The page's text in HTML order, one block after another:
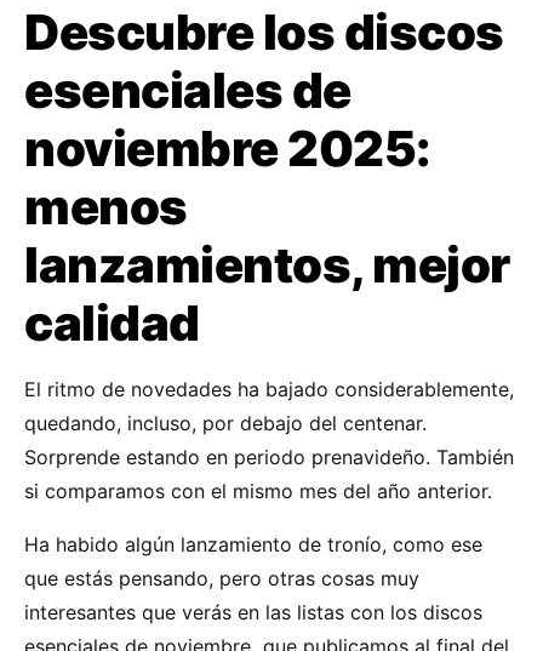
Descubre los discos
esenciales de
noviembre 2025:
menos
lanzamientos, mejor
calidad
El ritmo de novedades ha bajado considerablemente,
quedando, incluso, por debajo del centenar.
Sorprende estando en periodo prenavideño. También
si comparamos con el mismo mes del año anterior.
Ha habido algún lanzamiento de tronío, como ese
que estás pensando, pero otras cosas muy
interesantes que verás en las listas con los discos
esenciales de noviembre que publicamos al final del